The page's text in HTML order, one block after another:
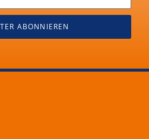
ABONNIEREN